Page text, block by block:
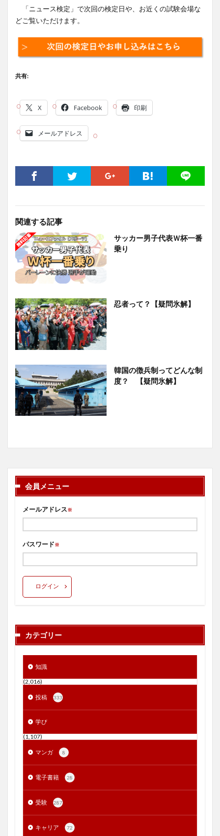
「ニュース検定」で次回の検定日や、お近くの試験会場な
どご覧いただけます。
共有:
X Facebook 印刷
メールアドレス
関連する記事
サッカー男子代表Ｗ杯一番
乗り
忍者って？【疑問氷解】
韓国の徴兵制ってどんな制
度？ 【疑問氷解】
会員メニュー
メールアドレス※
パスワード※
ログイン
カテゴリー
知識
(2,016)
投稿 333
学び
(1,107)
マンガ 8
電子書籍 28
受験 287
キャリア 72